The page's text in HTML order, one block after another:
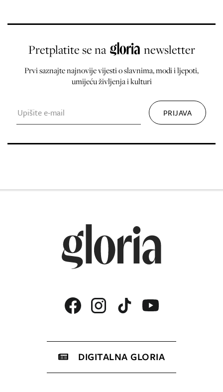
Pretplatite se na newsletter
Prvi saznajte najnovije vijesti o slavnima, modi i ljepoti,
umijeću življenja i kulturi
DIGITALNA GLORIA